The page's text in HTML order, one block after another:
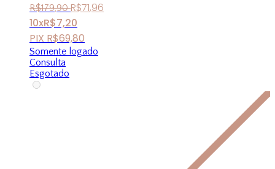
R$179,90 R$71,96
10xR$7,20
PIX R$69,80
Somente logado
Consulta
Esgotado